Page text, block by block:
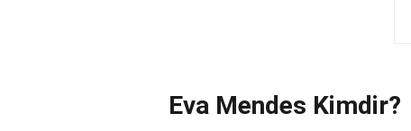
Eva Mendes Kimdir?